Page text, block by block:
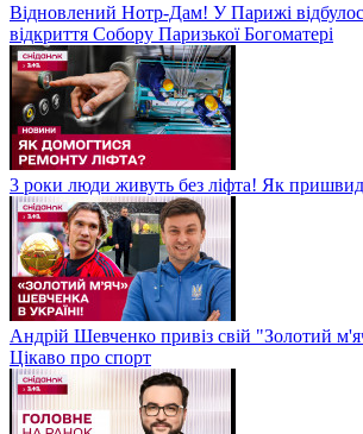
Відновлений Нотр-Дам! У Парижі
відкриття Собору Паризької Богоматері
3 роки люди живуть без ліфта! Як
Андрій Шевченко привіз свій "Золотий
Цікаво про спорт